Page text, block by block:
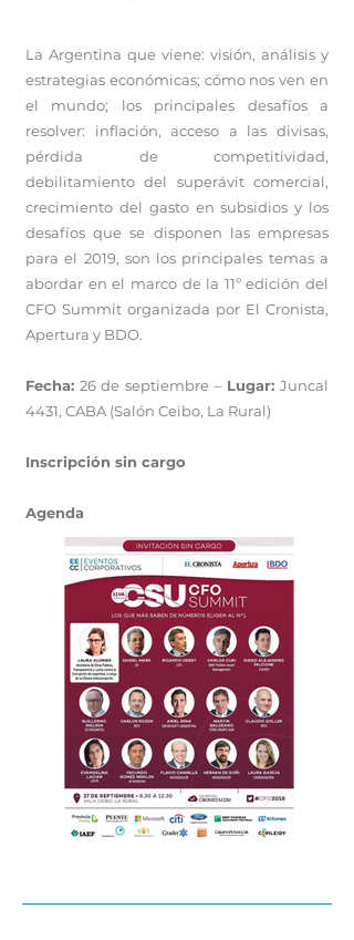
La Argentina que viene: visión, análisis y
estrategias económicas; cómo nos ven en
el mundo; los principales desafíos a
resolver: inflación, acceso a las divisas,
pérdida de competitividad,
debilitamiento del superávit comercial,
crecimiento del gasto en subsidios y los
desafíos que se disponen las empresas
para el 2019, son los principales temas a
abordar en el marco de la 11º edición del
CFO Summit organizada por El Cronista,
Apertura y BDO.
Fecha: 26 de septiembre – Lugar: Juncal
4431, CABA (Salón Ceibo, La Rural)
Inscripción sin cargo
Agenda